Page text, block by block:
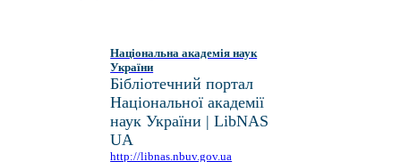
Національна академія наук
України
Бібліотечний портал
Національної академії
наук України | LibNAS
UA
http://libnas.nbuv.gov.ua